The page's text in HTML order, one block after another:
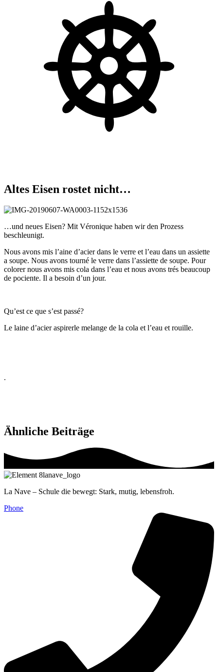
Altes Eisen rostet nicht…
…und neues Eisen? Mit Véronique haben wir den Prozess
beschleunigt.
Nous avons mis l’aine d’acier dans le verre et l’eau dans un assiette
a soupe. Nous avons tourné le verre dans l’assiette de soupe. Pour
colorer nous avons mis cola dans l’eau et nous avons trés beaucoup
de pociente. Il a besoin d’un jour.
Qu’est ce que s’est passé?
Le laine d’acier aspirerle melange de la cola et l’eau et rouille.
.
Ähnliche Beiträge
La Nave – Schule die bewegt: Stark, mutig, lebensfroh.
Phone